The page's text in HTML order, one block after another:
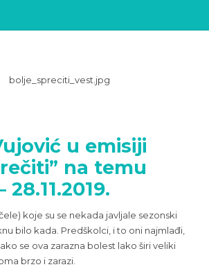
u emisiji
na temu
koje su se nekada javljale sezonski
bilo kada. Predškolci, i to oni najmlađi,
se ova zarazna bolest lako širi veliki
brzo i zarazi.